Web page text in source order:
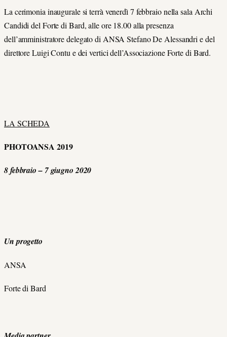
La cerimonia inaugurale si terrà venerdì 7 febbraio nella sala Archi
Candidi del Forte di Bard, alle ore 18.00 alla presenza
dell’amministratore delegato di ANSA Stefano De Alessandri e del
direttore Luigi Contu e dei vertici dell’Associazione Forte di Bard.
LA SCHEDA
PHOTOANSA 2019
8 febbraio – 7 giugno 2020
Un progetto
ANSA
Forte di Bard